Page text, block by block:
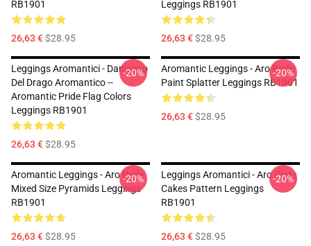
RB1901
26,63 €$28.95
Leggings RB1901
26,63 €$28.95
Leggings Aromantici - Damasco
Del Drago Aromantico --
Aromantic Pride Flag Colors
Leggings RB1901
26,63 €$28.95
-20%
Aromantic Leggings - Aro Pride
Paint Splatter Leggings RB1901
26,63 €$28.95
-20%
Aromantic Leggings - Aro Pride
Mixed Size Pyramids Leggings
RB1901
26,63 €$28.95
-20%
Leggings Aromantici - Aro Pride
Cakes Pattern Leggings
RB1901
26,63 €$28.95
-20%